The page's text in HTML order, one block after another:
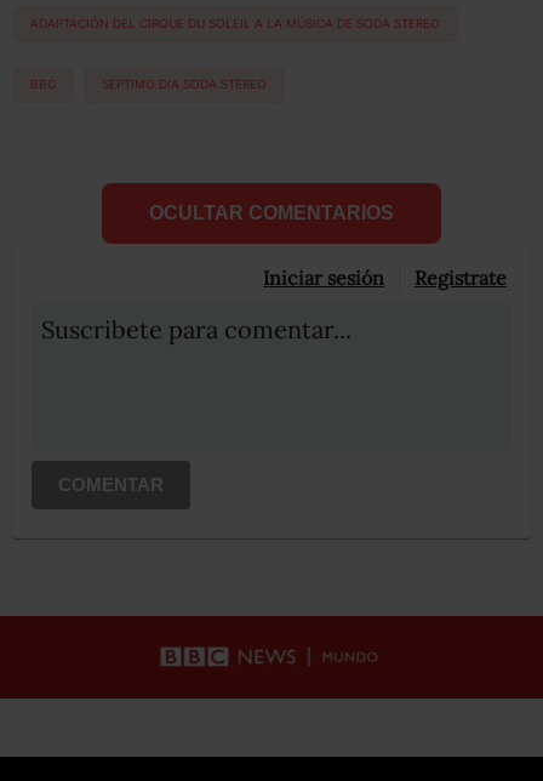
ADAPTACIÓN DEL CIRQUE DU SOLEIL A LA MÚSICA DE SODA STEREO
BBC SEPTIMO DIA SODA STEREO
OCULTAR COMENTARIOS
Iniciar sesión Registrate
Suscribete para comentar...
COMENTAR